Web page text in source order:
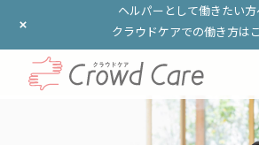
ヘルパーとして働きたい方
クラウドケアでの働き方は
ヘルパーとして働きたい方
クラウドケアでの働き方は